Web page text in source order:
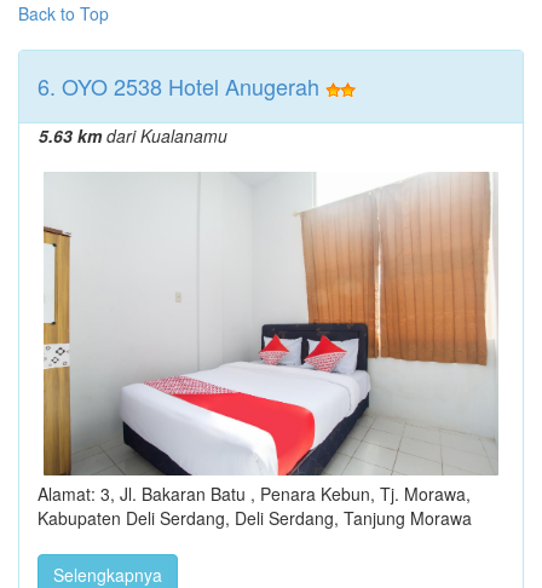
Back to Top
6. OYO 2538 Hotel Anugerah
5.63 kmdari Kualanamu
Alamat: 3, Jl. Bakaran Batu , Penara Kebun, Tj. Morawa,
Kabupaten Deli Serdang, Deli Serdang, Tanjung Morawa
Selengkapnya